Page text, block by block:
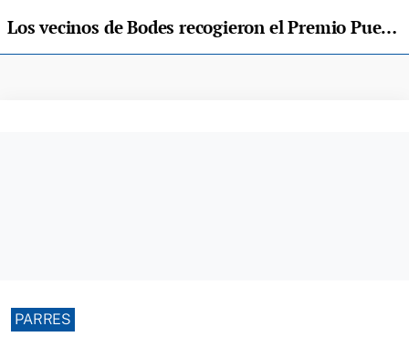
Los vecinos de Bodes recogieron el Premio Pueblo Ejemplar de Parres 2021
PARRES